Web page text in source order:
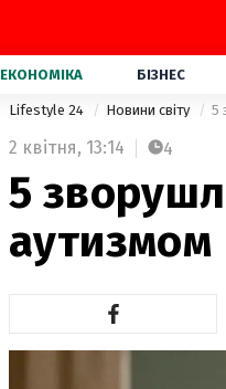
ЕКОНОМІКА БІЗНЕС
Lifestyle 24 Новини світу 5
2 квітня, 13:14 4
5
аутизмом